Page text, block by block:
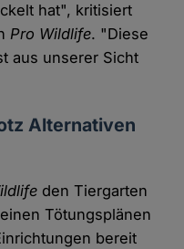
hat", kritisiert
Pro Wildlife. "Diese
aus unserer Sicht
Alternativen
den Tiergarten
Tötungsplänen
bereit